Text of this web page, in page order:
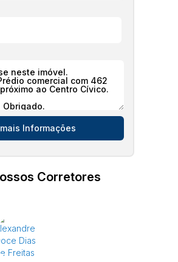
Corretores